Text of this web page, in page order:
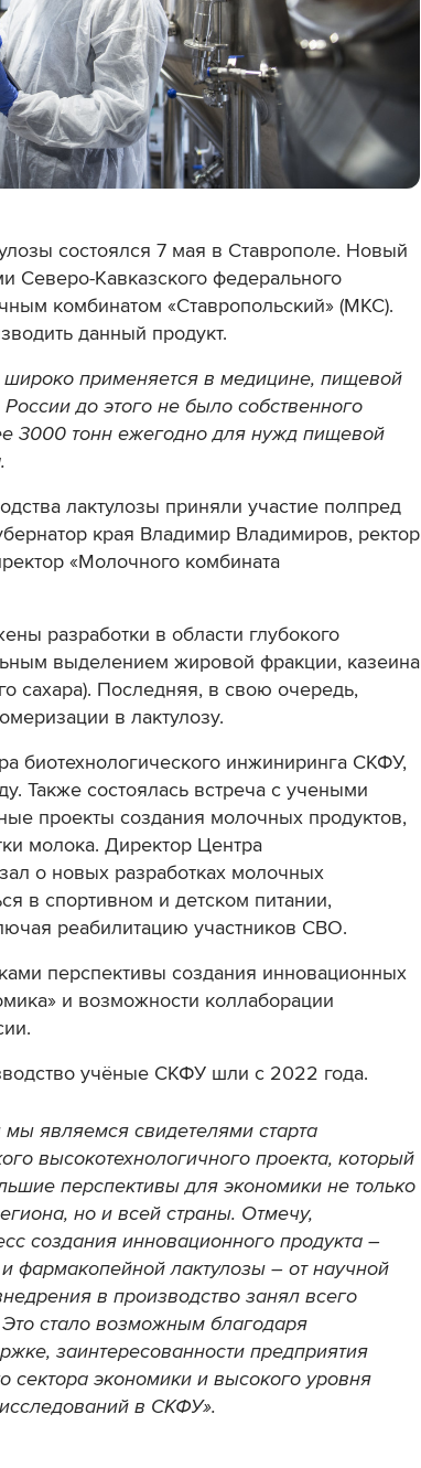
состоялся 7 мая в Ставрополе. Новый
Северо-Кавказского федерального
комбинатом «Ставропольский» (МКС).
данный продукт.
широко применяется в медицине, пищевой
до этого не было собственного
3000 тонн ежегодно для нужд пищевой
лактулозы приняли участие полпред
края Владимир Владимиров, ректор
«Молочного комбината
разработки в области глубокого
выделением жировой фракции, казеина
сахара). Последняя, в свою очередь,
в лактулозу.
биотехнологического инжиниринга СКФУ,
Также состоялась встреча с учеными
проекты создания молочных продуктов,
молока. Директор Центра
о новых разработках молочных
в спортивном и детском питании,
реабилитацию участников СВО.
перспективы создания инновационных
и возможности коллаборации
учёные СКФУ шли с 2022 года.
мы являемся свидетелями старта
высокотехнологичного проекта, который
перспективы для экономики не только
но и всей страны. Отмечу,
создания инновационного продукта –
фармакопейной лактулозы – от научной
в производство занял всего
Это стало возможным благодаря
заинтересованности предприятия
сектора экономики и высокого уровня
в СКФУ».